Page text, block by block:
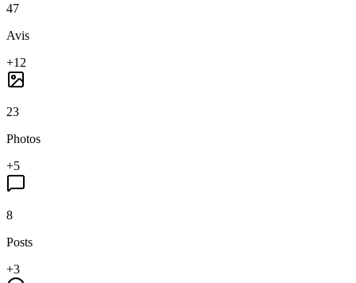
47
Avis
+12
23
Photos
+5
8
Posts
+3